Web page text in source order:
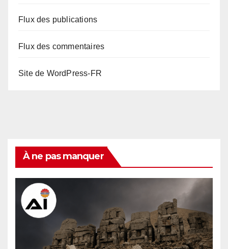
Flux des publications
Flux des commentaires
Site de WordPress-FR
À ne pas manquer